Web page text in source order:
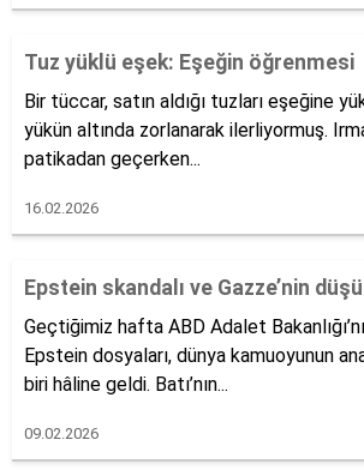
Tuz yüklü eşek: Eşeğin öğrenmesi
Bir tüccar, satın aldığı tuzları eşeğine
yükün altında zorlanarak ilerliyormuş.
patikadan geçerken...
16.02.2026
Epstein skandalı ve Gazze’nin
Geçtiğimiz hafta ABD Adalet
Epstein dosyaları, dünya kamuoyunun
biri hâline geldi. Batı’nın...
09.02.2026